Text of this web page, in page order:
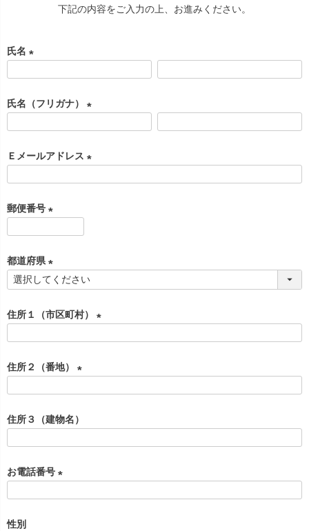
下記の内容をご入力の上、お進みください。
氏名
須
氏名（フリガナ）
須
Ｅメールアドレス
郵便番号
須
)
都道府県
(
須
住所１（市区町村）
住所２（番地）
須
住所３（建物名）
お電話番号
性別